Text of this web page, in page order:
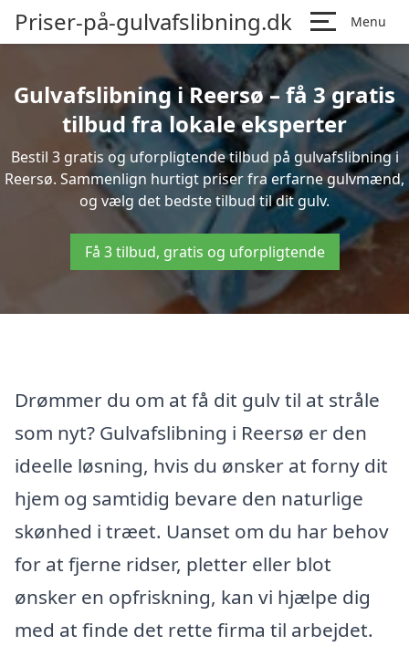
Priser-på-gulvafslibning.dk Menu
Gulvafslibning i Reersø – få 3 gratis
tilbud fra lokale eksperter
Bestil 3 gratis og uforpligtende tilbud på gulvafslibning i
Reersø. Sammenlign hurtigt priser fra erfarne gulvmænd,
og vælg det bedste tilbud til dit gulv.
Få 3 tilbud, gratis og uforpligtende
Drømmer du om at få dit gulv til at stråle
som nyt? Gulvafslibning i Reersø er den
ideelle løsning, hvis du ønsker at forny dit
hjem og samtidig bevare den naturlige
skønhed i træet. Uanset om du har behov
for at fjerne ridser, pletter eller blot
ønsker en opfriskning, kan vi hjælpe dig
med at finde det rette firma til arbejdet.